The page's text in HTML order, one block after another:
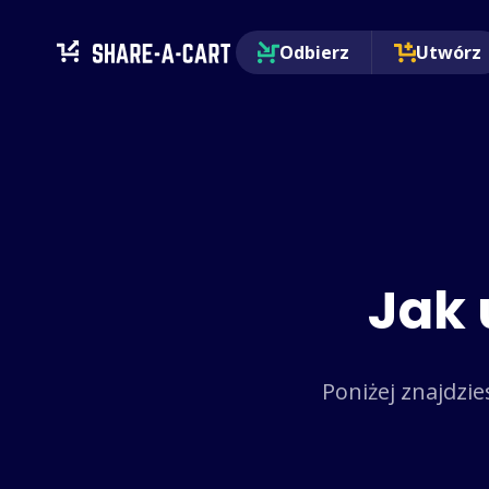
Odbierz Utwórz
Jak
Poniżej